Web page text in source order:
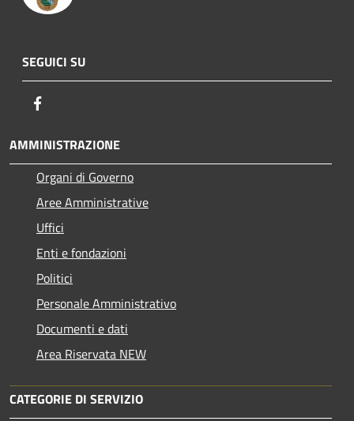
SEGUICI SU
AMMINISTRAZIONE
Organi di Governo
Aree Amministrative
Uffici
Enti e fondazioni
Politici
Personale Amministrativo
Documenti e dati
Area Riservata NEW
CATEGORIE DI SERVIZIO